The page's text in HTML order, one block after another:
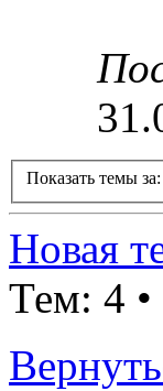
Показать темы за:
Новая
Тем: 4 •